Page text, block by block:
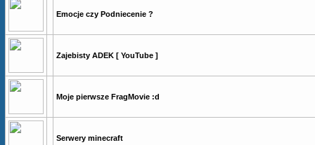
Emocje czy Podniecenie ?
Zajebisty ADEK [ YouTube ]
Moje pierwsze FragMovie :d
Serwery minecraft